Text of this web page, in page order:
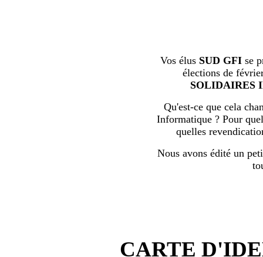
Vos élus SUD GFI se
élections de
SOLIDAIRES
Qu'est-ce que cela
Informatique ? Pour
quelles
Nous avons édité un
CARTE